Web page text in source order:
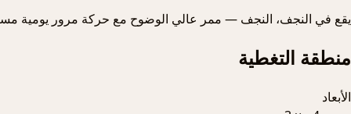
يقع في النجف، النجف — ممر عالي الوضوح مع حركة مرور يومية
منطقة التغطية
الأبعاد